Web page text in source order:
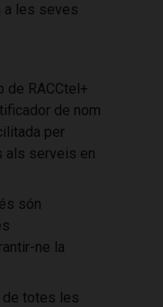
a les seves
de RACCtel+
de nom
per
als serveis en
són
ne la
de totes les